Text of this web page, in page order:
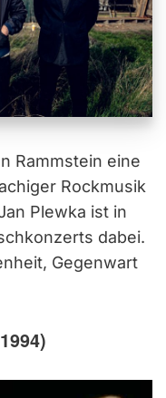
Rammstein eine
Rockmusik
Plewka ist in
dabei.
Gegenwart